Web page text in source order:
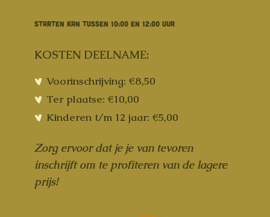
STARTEN KAN TUSSEN 10:00 EN 12:00 UUR
KOSTEN DEELNAME:
Voorinschrijving: €8,50
Ter plaatse: €10,00
Kinderen t/m 12 jaar: €5,00
Zorg ervoor dat je je van tevoren
inschrijft om te profiteren van de lagere
prijs!